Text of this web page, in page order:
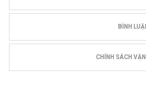
BÌNH
CHÍNH SÁCH VẬN